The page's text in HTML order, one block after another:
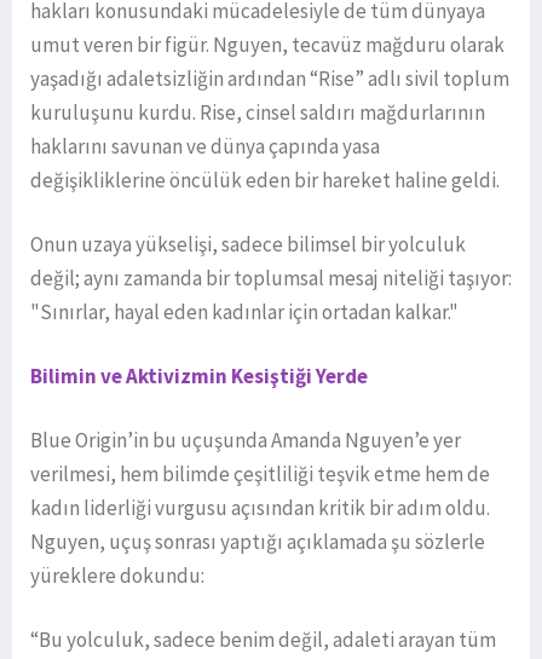
hakları konusundaki mücadelesiyle de tüm dünyaya
umut veren bir figür. Nguyen, tecavüz mağduru olarak
yaşadığı adaletsizliğin ardından “Rise” adlı sivil toplum
kuruluşunu kurdu. Rise, cinsel saldırı mağdurlarının
haklarını savunan ve dünya çapında yasa
değişikliklerine öncülük eden bir hareket haline geldi.
Onun uzaya yükselişi, sadece bilimsel bir yolculuk
değil; aynı zamanda bir toplumsal mesaj niteliği taşıyor:
"Sınırlar, hayal eden kadınlar için ortadan kalkar."
Bilimin ve Aktivizmin Kesiştiği Yerde
Blue Origin’in bu uçuşunda Amanda Nguyen’e yer
verilmesi, hem bilimde çeşitliliği teşvik etme hem de
kadın liderliği vurgusu açısından kritik bir adım oldu.
Nguyen, uçuş sonrası yaptığı açıklamada şu sözlerle
yüreklere dokundu:
“Bu yolculuk, sadece benim değil, adaleti arayan tüm